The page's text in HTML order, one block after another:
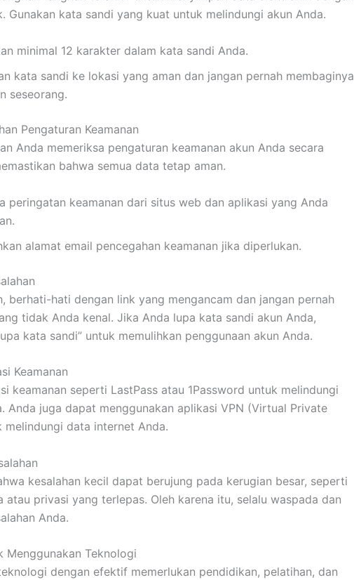
Gunakan kata sandi yang kuat untuk melindungi akun Anda.
minimal 12 karakter dalam kata sandi Anda.
kata sandi ke lokasi yang aman dan jangan pernah membaginya
seseorang.
Pengaturan Keamanan
Anda memeriksa pengaturan keamanan akun Anda secara
bahwa semua data tetap aman.
peringatan keamanan dari situs web dan aplikasi yang Anda
alamat email pencegahan keamanan jika diperlukan.
berhati-hati dengan link yang mengancam dan jangan pernah
tidak Anda kenal. Jika Anda lupa kata sandi akun Anda,
kata sandi” untuk memulihkan penggunaan akun Anda.
Keamanan
keamanan seperti LastPass atau 1Password untuk melindungi
Anda juga dapat menggunakan aplikasi VPN (Virtual Private
melindungi data internet Anda.
kesalahan kecil dapat berujung pada kerugian besar, seperti
atau privasi yang terlepas. Oleh karena itu, selalu waspada dan
Anda.
Menggunakan Teknologi
dengan efektif memerlukan pendidikan, pelatihan, dan